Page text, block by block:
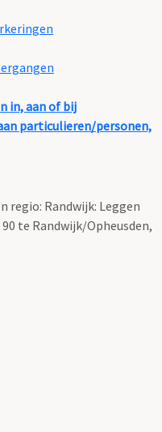
in, aan of bij
particulieren/personen,
regio: Randwijk: Leggen
te Randwijk/Opheusden,